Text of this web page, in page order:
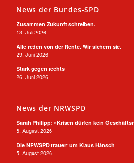
News der Bundes-SPD
Zusammen Zukunft schreiben.
13. Juli 2026
Alle reden von der Rente. Wir sichern sie.
29. Juni 2026
Stark gegen rechts
26. Juni 2026
News der NRWSPD
Sarah Philipp: »Krisen dürfen kein
8. August 2026
Die NRWSPD trauert um Klaus Hänsch
5. August 2026